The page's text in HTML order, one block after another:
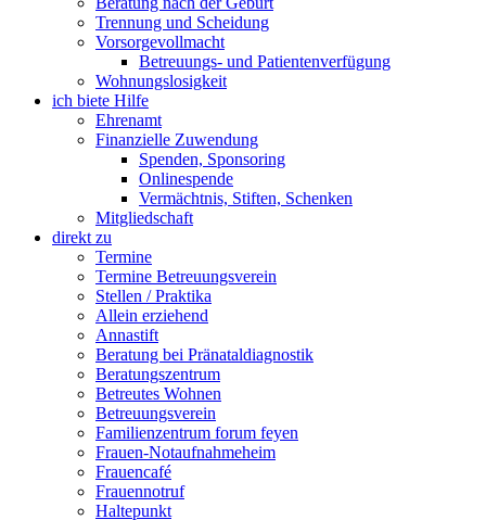
Trennung und Scheidung
Vorsorgevollmacht
Betreuungs- und Patientenverfügung
Wohnungslosigkeit
ich biete Hilfe
Ehrenamt
Finanzielle Zuwendung
Spenden, Sponsoring
Onlinespende
Vermächtnis, Stiften, Schenken
Mitgliedschaft
direkt zu
Termine
Termine Betreuungsverein
Stellen / Praktika
Allein erziehend
Annastift
Beratung bei Pränataldiagnostik
Beratungszentrum
Betreutes Wohnen
Betreuungsverein
Familienzentrum forum feyen
Frauen-Notaufnahmeheim
Frauencafé
Frauennotruf
Haltepunkt